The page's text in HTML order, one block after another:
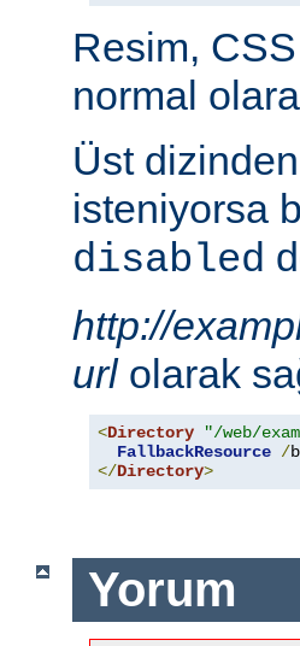
Resim,
normal
Üst
isteniyorsa
disabled
http://
urlolarak
<Directory "/web/
FallbackResource /
</Directory>
Yorum